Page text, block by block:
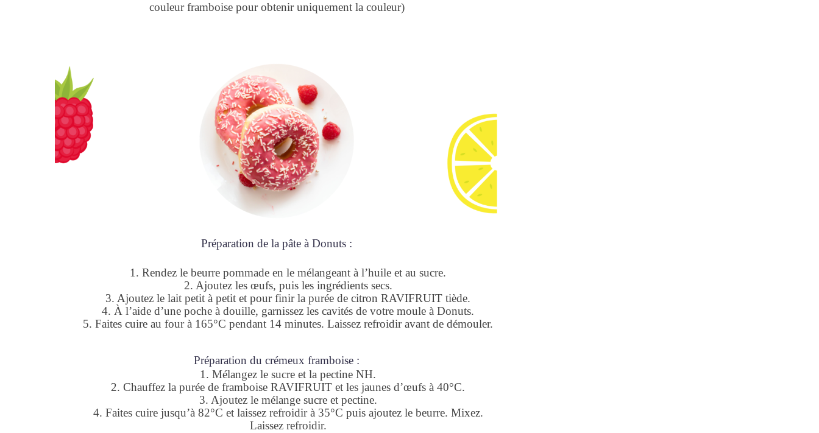
couleur framboise pour obtenir uniquement la couleur)
Préparation de la pâte à Donuts :
1. Rendez le beurre pommade en le mélangeant à l’huile et au sucre.
2. Ajoutez les œufs, puis les ingrédients secs.
3. Ajoutez le lait petit à petit et pour finir la purée de citron RAVIFRUIT tiède.
4. À l’aide d’une poche à douille, garnissez les cavités de votre moule à Donuts.
5. Faites cuire au four à 165°C pendant 14 minutes. Laissez refroidir avant de démouler.
Préparation du crémeux framboise :
1. Mélangez le sucre et la pectine NH.
2. Chauffez la purée de framboise RAVIFRUIT et les jaunes d’œufs à 40°C.
3. Ajoutez le mélange sucre et pectine.
4. Faites cuire jusqu’à 82°C et laissez refroidir à 35°C puis ajoutez le beurre. Mixez.
Laissez refroidir.